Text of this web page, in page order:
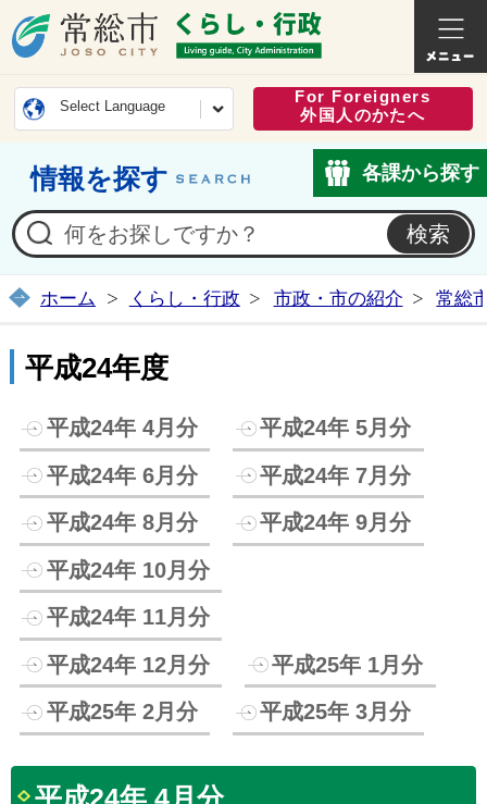
常総市公式ホームページ
くらし
Select Language
For Foreigners
外国人のかたへ
情報を探す 各課から探す
ホーム くらし・行政 市政・市の紹介 常総
平成24年度
平成24年 4月分
平成24年 5月分
平成24年 6月分
平成24年 7月分
平成24年 8月分
平成24年 9月分
平成24年 10月分
平成24年 11月分
平成24年 12月分
平成25年 1月分
平成25年 2月分
平成25年 3月分
平成24年 4月分